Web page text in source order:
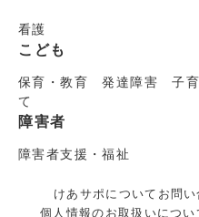
看護
こども
保育・教育 発達障害 子育
て
障害者
障害者支援・福祉
けあサポについて お問
個人情報のお取扱いについ